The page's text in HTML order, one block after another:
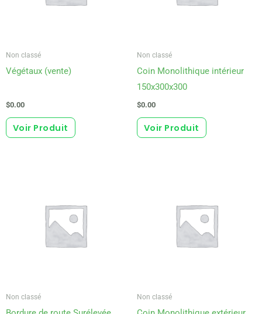
Non classé
Végétaux (vente)
$0.00
Voir Produit
Non classé
Coin Monolithique intérieur
150x300x300
$0.00
Voir Produit
Non classé Non classé